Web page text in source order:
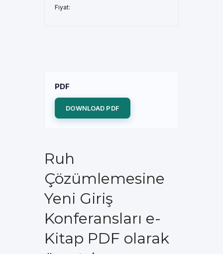
Fiyat:
PDF
DOWNLOAD PDF
Ruh
Çözümlemesine
Yeni Giriş
Konferansları e-
Kitap PDF olarak